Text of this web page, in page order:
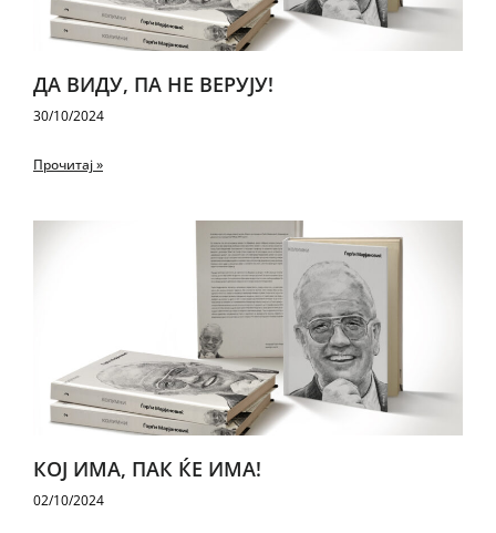
ДА ВИ­ДУ, ПА НЕ ВЕ­РУ­ЈУ!
30/10/2024
Прочитај »
КОЈ ИМА, ПАК ЌЕ ИМА!
02/10/2024